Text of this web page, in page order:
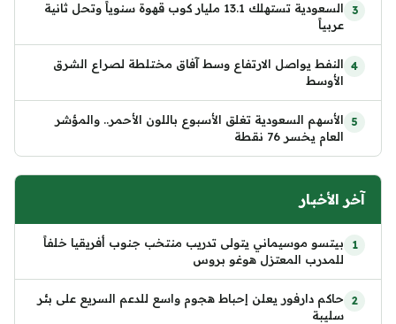
السعودية تستهلك 13.1 مليار كوب قهوة سنوياً وتحل ثانية
عربياً
النفط يواصل الارتفاع وسط آفاق مختلطة لصراع الشرق
الأوسط
الأسهم السعودية تغلق الأسبوع باللون الأحمر.. والمؤشر
العام يخسر 76 نقطة
آخر الأخبار
بيتسو موسيماني يتولى تدريب منتخب جنوب أفريقيا خلفاً
للمدرب المعتزل هوغو بروس
حاكم دارفور يعلن إحباط هجوم واسع للدعم السريع على بئر
سليبة